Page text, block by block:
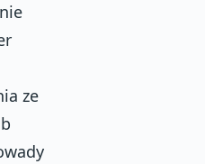
ze